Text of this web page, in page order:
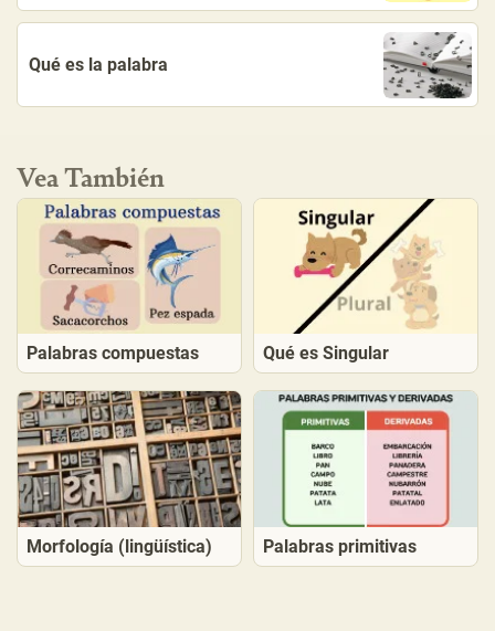
Qué es la palabra
Vea También
Palabras compuestas Qué es Singular
Morfología (lingüística) Palabras primitivas